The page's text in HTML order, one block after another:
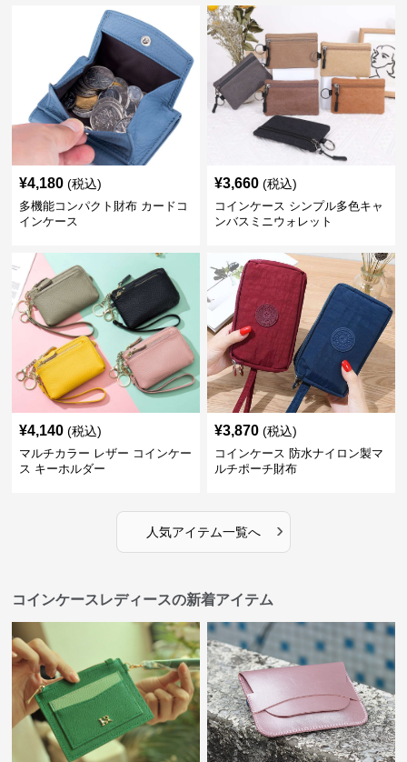
¥4,180 (税込)
多機能コンパクト財布 カードコ
インケース
¥3,660 (税込)
コインケース シンプル多色キャ
ンバスミニウォレット
¥4,140 (税込)
マルチカラー レザー コインケー
ス キーホルダー
¥3,870 (税込)
コインケース 防水ナイロン製マ
ルチポーチ財布
人気アイテム一覧へ ›
コインケースレディースの新着アイテム